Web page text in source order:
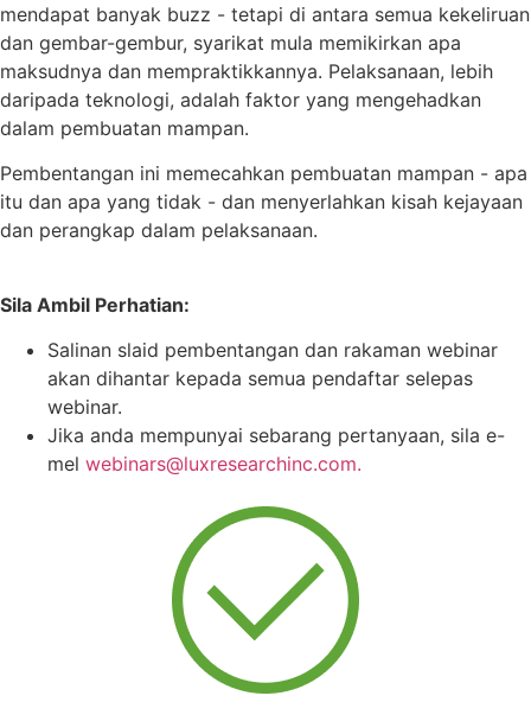
mendapat banyak buzz - tetapi di antara semua kekeliruan
dan gembar-gembur, syarikat mula memikirkan apa
maksudnya dan mempraktikkannya. Pelaksanaan, lebih
daripada teknologi, adalah faktor yang mengehadkan
dalam pembuatan mampan.
Pembentangan ini memecahkan pembuatan mampan - apa
itu dan apa yang tidak - dan menyerlahkan kisah kejayaan
dan perangkap dalam pelaksanaan.
Sila Ambil Perhatian:
Salinan slaid pembentangan dan rakaman webinar
akan dihantar kepada semua pendaftar selepas
webinar.
Jika anda mempunyai sebarang pertanyaan, sila e-
mel webinars@luxresearchinc.com.